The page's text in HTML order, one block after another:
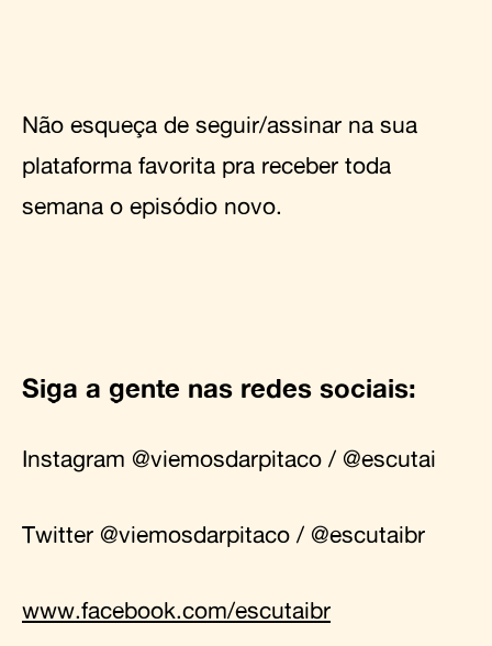
Não esqueça de seguir/assinar na sua
plataforma favorita pra receber toda
semana o episódio novo.
Siga a gente nas redes sociais:
Instagram @viemosdarpitaco / @escutai
Twitter @viemosdarpitaco / @escutaibr
www.facebook.com/escutaibr